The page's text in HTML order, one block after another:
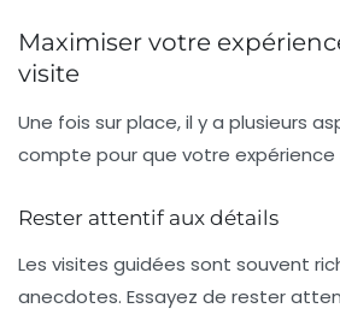
Maximiser votre
visite
Une fois sur place, il y a plusieurs
compte pour que votre expérience
Rester attentif aux détails
Les visites guidées sont souvent
anecdotes. Essayez de rester